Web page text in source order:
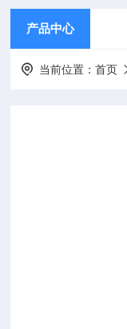
产品中心
当前位置：首页